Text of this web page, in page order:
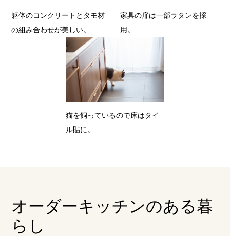
躯体のコンクリートとタモ材
の組み合わせが美しい。
家具の扉は一部ラタンを採
用。
猫を飼っているので床はタイ
ル貼に。
オーダーキッチンのある暮
らし